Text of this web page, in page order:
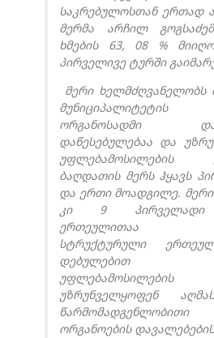
საკრებულოსთან ერთად
მერმა არჩილ
ხმების 63, 08 %
პირველივე ტურში
მერი ხელმძღვანელობს
მუნიციპალიტეტის
ორგანოსადმი
დაწესებულებაა და
უფლებამოსილების
ბაღდათის მერს ჰყავს
და ერთი მოადგილე.
კი 9 პირველადი
ერთეულითაა
სტრუქტურული
დებულებით
უზრუნველყოფენ
წარმომადგენლობითი
ორგანოების